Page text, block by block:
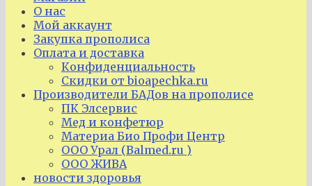
О нас
Мой аккаунт
Закупка прополиса
Оплата и доставка
Конфиденциальность
Скидки от bioapechka.ru
Производители БАДов на прополисе
ПК Элсервис
Мед и конфетюр
Материа Био Профи Центр
ООО Урал (Balmed.ru )
ООО ЖИВА
новости здоровья